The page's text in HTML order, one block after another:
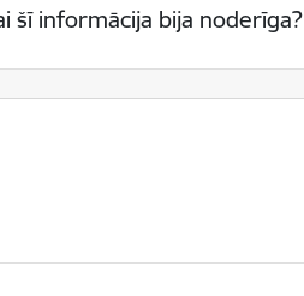
šī informācija bija noderīga?